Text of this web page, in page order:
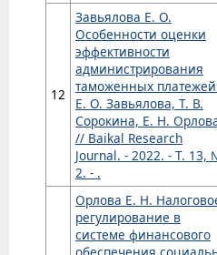
12
Завьялова Е. О.
Особенности оценки
эффективности
администрирования
таможенных
Е. О. Завьялова, Т. В.
Сорокина, Е. Н.
// Baikal Research
Journal. - 2022. - Т. 13,
2. - .
Орлова Е. Н.
регулирование в
системе финансового